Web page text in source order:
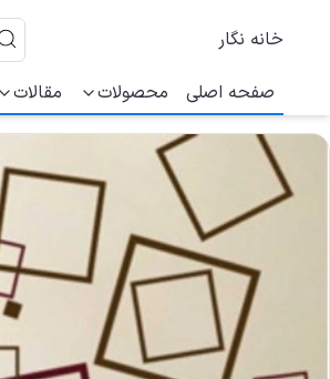
خانه نگار
صفحه اصلی
محصولات مقالات